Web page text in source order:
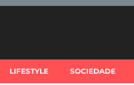
LIFESTYLE SOCIEDADE